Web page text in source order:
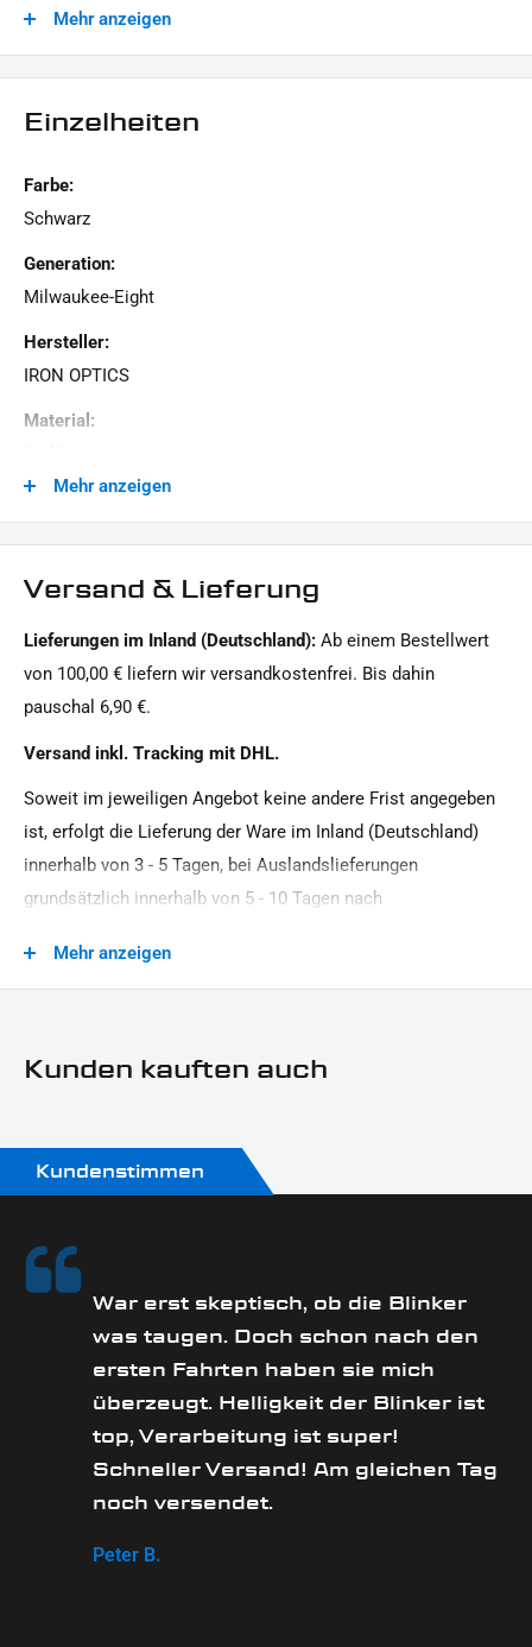
erforderlich ist.
LIEFERUMFANG:
1x Montagehinweise
Dieses Angebot kann Beispielbilder enthalten, deren Inhalt über den Lieferumfang hinausgeht.
Mehr anzeigen
Einzelheiten
Farbe:
Schwarz
Generation:
Milwaukee-Eight
Hersteller:
IRON OPTICS
Material:
Modellreihe:
Motorradmarke:
Produkttyp:
Mittiger Kennzeichenhalter
Strassenzulassung:
Mehr anzeigen
Versand & Lieferung
Lieferungen im Inland (Deutschland): Ab einem Bestellwert
von 100,00 € liefern wir versandkostenfrei. Bis dahin
pauschal 6,90 €.
Versand inkl. Tracking mit DHL.
Soweit im jeweiligen Angebot keine andere Frist angegeben
ist, erfolgt die Lieferung der Ware im Inland (Deutschland)
innerhalb von 3 - 5 Tagen, bei Auslandslieferungen
grundsätzlich innerhalb von 5 - 10 Tagen nach
Zeitpunkt Ihrer Zahlungsanweisung).Beachten Sie, dass an
Mehr anzeigen
Kunden kauften auch
Kundenstimmen
War erst skeptisch, ob die Blinker
was taugen. Doch schon nach den
ersten Fahrten haben sie mich
überzeugt. Helligkeit der Blinker ist
top, Verarbeitung ist super!
Schneller Versand! Am gleichen Tag
noch versendet.
Peter B.